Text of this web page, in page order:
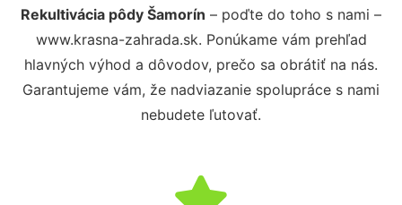
Rekultivácia pôdy Šamorín – poďte do toho s nami –
www.krasna-zahrada.sk. Ponúkame vám prehľad
hlavných výhod a dôvodov, prečo sa obrátiť na nás.
Garantujeme vám, že nadviazanie spolupráce s nami
nebudete ľutovať.